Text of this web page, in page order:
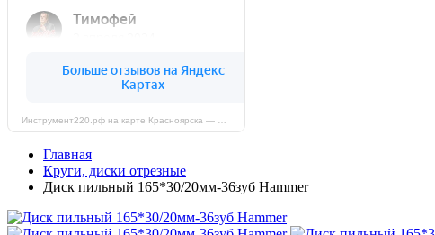
Главная
Круги, диски отрезные
Диск пильный 165*30/20мм-36зуб Hammer